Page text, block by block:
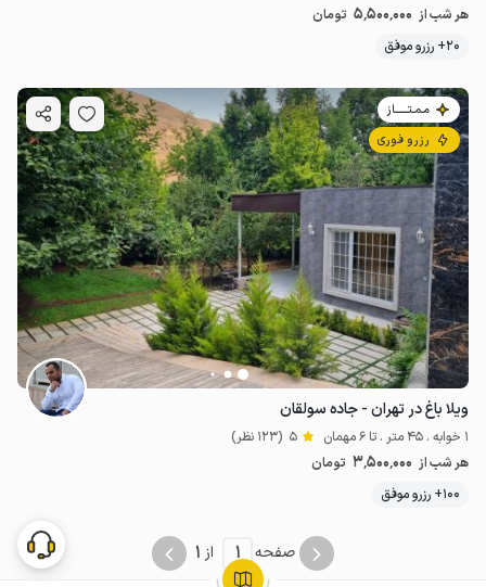
هر شب از 5٬500٬000 تومان
20+ رزرو موفق
مـمـتــــــاز
رزرو فوری
ویلا باغ در تهران - جاده سولقان
1 خوابه . 45 متر . تا 6 مهمان 5 (123 نظر)
هر شب از 3٬500٬000 تومان
100+ رزرو موفق
صفحه 1 از 1